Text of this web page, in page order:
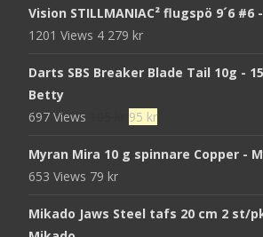
Vision STILLMANIAC² flugspö 9´6 #6
1201 Views 4 279 kr
Darts SBS Breaker Blade Tail 10g -
Betty
697 Views
Det
priset
95 krDet
priset
Myran Mira 10 g spinnare Copper -
653 Views 79 kr
Mikado Jaws Steel tafs 20 cm 2 st/